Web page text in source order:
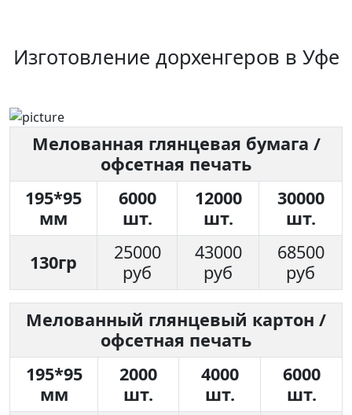
Изготовление дорхенгеров в Уфе
Мелованная глянцевая бумага /
офсетная печать
195*95
мм
6000
шт.
12000
шт.
30000
шт.
130гр
25000
руб
43000
руб
68500
руб
Мелованный глянцевый картон /
офсетная печать
195*95
мм
2000
шт.
4000
шт.
6000
шт.